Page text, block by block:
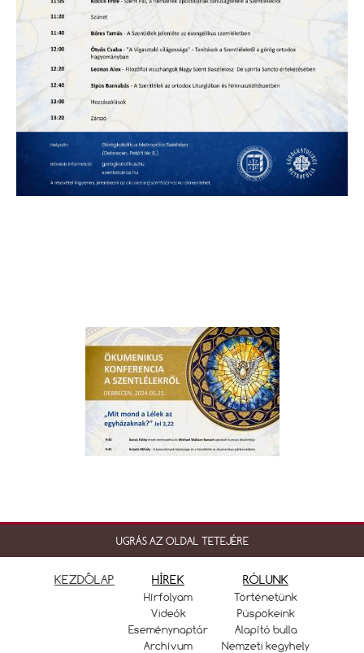
UGRÁS AZ OLDAL TETEJÉRE
KEZDŐLAP HÍREK
Hírfolyam
Videók
Eseménynaptár
Archívum
RÓLUNK
Történetünk
Püspökeink
Alapító bulla
Nemzeti kegyhely